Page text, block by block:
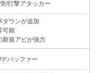
/打撃アタッカー
ダウンが追加
可能
新規アビが強力
デバッファー